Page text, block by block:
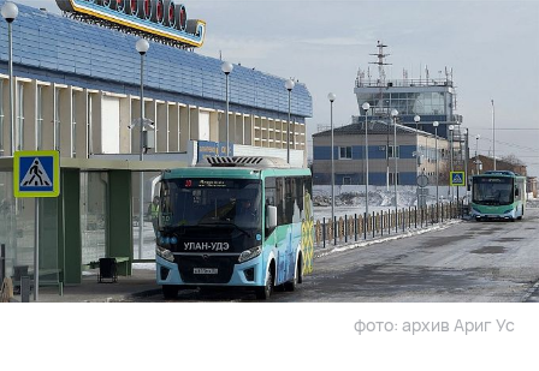
фото: архив Ариг Ус